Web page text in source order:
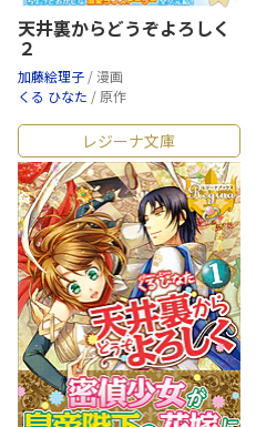
天井裏からどうぞよろしく
２
加藤絵理子 / 漫画
くる ひなた / 原作
レジーナ文庫